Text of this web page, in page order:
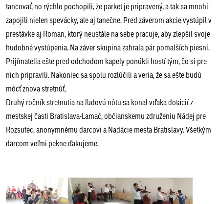
tancovať, no rýchlo pochopili, že parket je pripravený, a tak sa mnohí
zapojili nielen spevácky, ale aj tanečne. Pred záverom akcie vystúpil v
prestávke aj Roman, ktorý neustále na sebe pracuje, aby zlepšil svoje
hudobné vystúpenia. Na záver skupina zahrala pár pomalších piesní.
Prijímatelia ešte pred odchodom kapely ponúkli hostí tým, čo si pre
nich pripravili. Nakoniec sa spolu rozlúčili a veria, že sa ešte budú
môcť znova stretnúť.
Druhý ročník stretnutia na ľudovú nôtu sa konal vďaka dotácií z
mestskej časti Bratislava-Lamač, občianskemu združeniu Nádej pre
Rozsutec, anonymnému darcovi a Nadácie mesta Bratislavy. Všetkým
darcom veľmi pekne ďakujeme.